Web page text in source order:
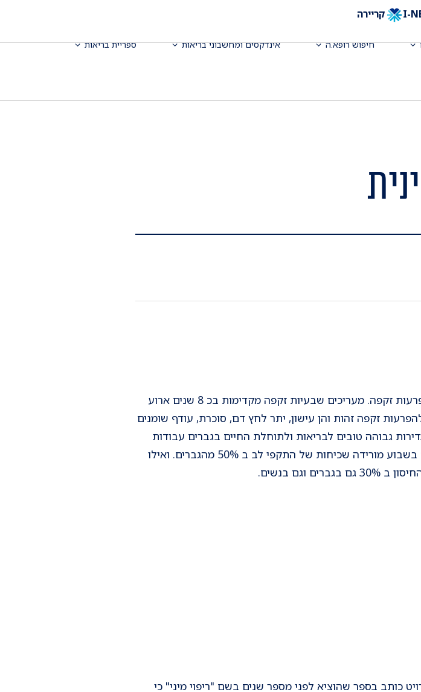
קריירה
חיפוש רופא.ה אינדקסים ומחשבוני בריאות ספריית בריאות
בגברים קיים קשר מוכח בין מחלות עורקים לבביות לבין הפרעות זקפה. מעריכים שבעיות זקפה מקדימות בכ 8 שנים ארוע
זקפה זהות והן עישון, יתר לחץ דם, סוכרת, עודף שומנים
גבוהה טובים לבריאות ולתוחלת החיים בגברים עבודות
מהשנים האחרונות הוכיחו שקיום יחסי מין לפחות 3 פעמים בשבוע מורידה שכיחות של התקפי לב ב 50% מהגברים. ואילו
בנשים.
כותב בספר שהוציא לפני מספר שנים בשם "ריפוי מיני" כי